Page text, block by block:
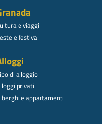
e viaggi
e festival
di alloggio
privati
e appartamenti